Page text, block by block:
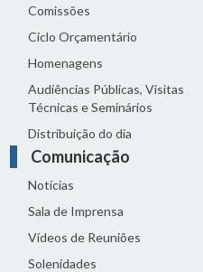
Comissões
Ciclo Orçamentário
Homenagens
Audiências Públicas, Visitas
Técnicas e Seminários
Distribuição do dia
Comunicação
Notícias
Sala de Imprensa
Vídeos de Reuniões
Solenidades